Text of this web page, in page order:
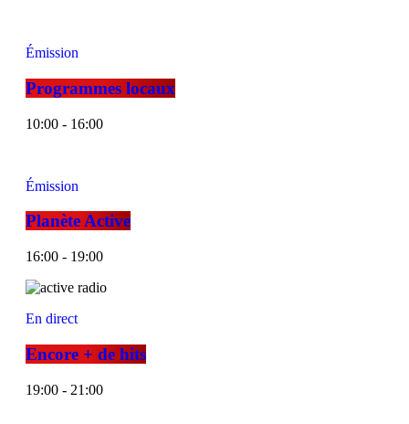
Émission
Programmes locaux
10:00 - 16:00
Émission
Planète Active
16:00 - 19:00
En direct
Encore + de hits
19:00 - 21:00